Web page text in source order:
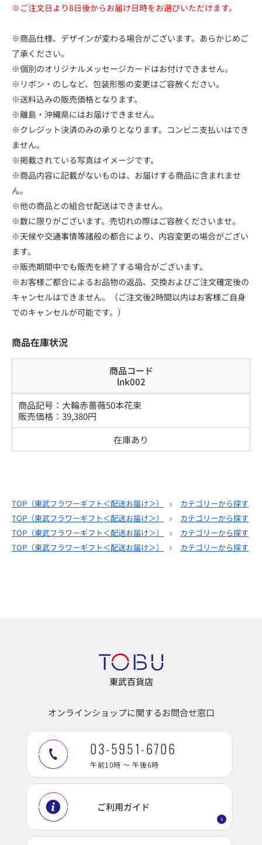
※ご注文日より8日後からお届け日時をお選びいただけます。
※商品仕様、デザインが変わる場合がございます。あらかじめご
了承ください。
※個別のオリジナルメッセージカードはお付けできません。
※リボン・のしなど、包装形態の変更はご容赦ください。
※送料込みの販売価格となります。
※離島・沖縄県にはお届けできません。
※クレジット決済のみの承りとなります。コンビニ支払いはでき
ません。
※掲載されている写真はイメージです。
※商品内容に記載がないものは、お届けする商品に含まれませ
ん。
※他の商品との組合せ配送はできません。
※数に限りがございます。売切れの際はご容赦くださいませ。
※天候や交通事情等諸般の都合により、内容変更の場合がござい
ます。
※販売期間中でも販売を終了する場合がございます。
※お客様ご都合によるお品物の返品、交換およびご注文確定後の
キャンセルはできません。（ご注文後2時間以内はお客様ご自身
でのキャンセルが可能です。）
商品在庫状況
商品コード
lnk002
商品記号： 大輪赤薔薇50本花束
販売価格： 39,380円
在庫あり
TOP（東武フラワーギフト＜配送お届け＞）
カテゴリーから探す
TOP（東武フラワーギフト＜配送お届け＞）
カテゴリーから探す
TOP（東武フラワーギフト＜配送お届け＞）
カテゴリーから探す
TOP（東武フラワーギフト＜配送お届け＞） カテゴリーから探す
東武百貨店
オンラインショップに関するお問合せ窓口
03-5951-6706
午前10時 ～ 午後6時
ご利用ガイド